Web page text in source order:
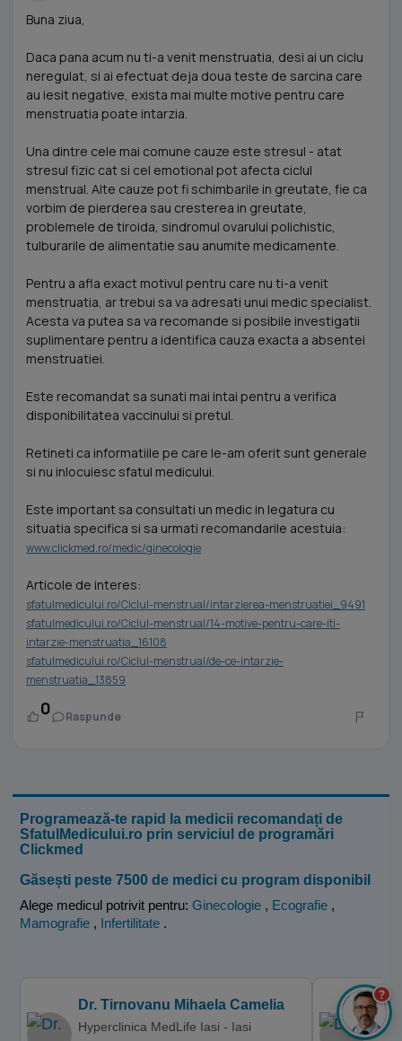
Buna ziua,
Daca pana acum nu ti-a venit menstruatia, desi ai un ciclu
neregulat, si ai efectuat deja doua teste de sarcina care
au iesit negative, exista mai multe motive pentru care
menstruatia poate intarzia.
Una dintre cele mai comune cauze este stresul - atat
stresul fizic cat si cel emotional pot afecta ciclul
menstrual. Alte cauze pot fi schimbarile in greutate, fie ca
vorbim de pierderea sau cresterea in greutate,
problemele de tiroida, sindromul ovarului polichistic,
tulburarile de alimentatie sau anumite medicamente.
Pentru a afla exact motivul pentru care nu ti-a venit
menstruatia, ar trebui sa va adresati unui medic specialist.
Acesta va putea sa va recomande si posibile investigatii
suplimentare pentru a identifica cauza exacta a absentei
menstruatiei.
Este recomandat sa sunati mai intai pentru a verifica
disponibilitatea vaccinului si pretul.
Retineti ca informatiile pe care le-am oferit sunt generale
si nu inlocuiesc sfatul medicului.
Este important sa consultati un medic in legatura cu
situatia specifica si sa urmati recomandarile acestuia:
www.clickmed.ro/medic/ginecologie
Articole de interes:
sfatulmedicului.ro/Ciclul-menstrual/intarzierea-menstruatiei_9491
sfatulmedicului.ro/Ciclul-menstrual/14-motive-pentru-care-iti-
intarzie-menstruatia_16108
sfatulmedicului.ro/Ciclul-menstrual/de-ce-intarzie-
menstruatia_13859
0 Raspunde
Programează-te rapid la medicii recomandați de
SfatulMedicului.ro prin serviciul de programări
Clickmed
Găsești peste 7500 de medici cu program disponibil
Alege medicul potrivit pentru: Ginecologie , Ecografie ,
Mamografie , Infertilitate .
Dr. Tirnovanu Mihaela Camelia
Hyperclinica MedLife Iasi - Iasi
Dr.
?